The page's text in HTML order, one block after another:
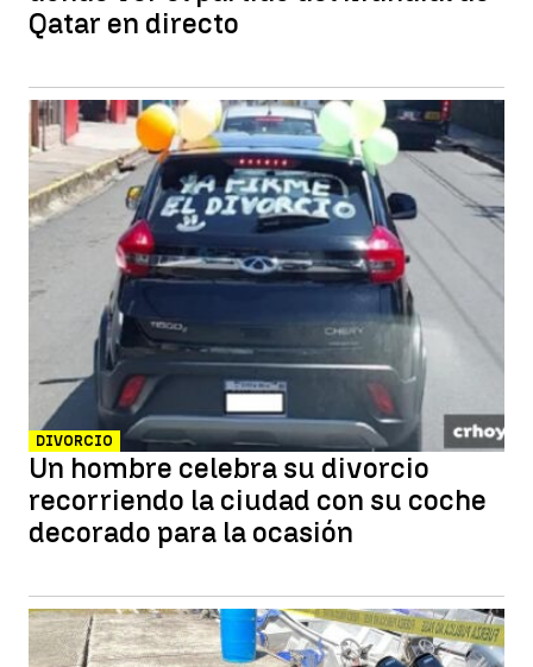
Qatar en directo
DIVORCIO
Un hombre celebra su divorcio
recorriendo la ciudad con su coche
decorado para la ocasión